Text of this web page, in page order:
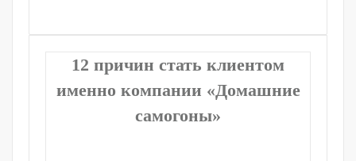
12 причин стать клиентом
именно компании «Домашние
самогоны»